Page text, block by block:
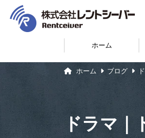
ホーム
ホーム ブログ
ドラマ